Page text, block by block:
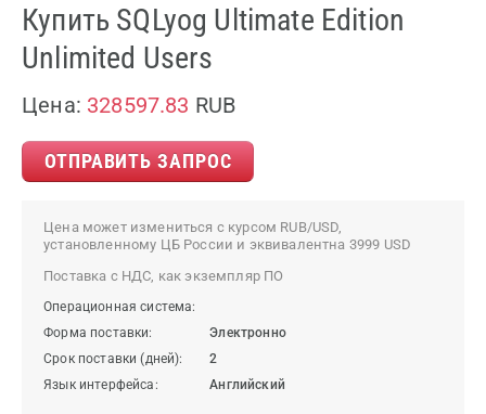
Купить SQLyog Ultimate Edition
Unlimited Users
Цена: 328597.83 RUB
ОТПРАВИТЬ ЗАПРОС
Цена может измениться с курсом RUB/USD,
установленному ЦБ России и эквивалентна 3999 USD
Поставка с НДС, как экземпляр ПО
Операционная система:
Форма поставки:
Электронно
Срок поставки (дней):
2
Язык интерфейса:
Английский